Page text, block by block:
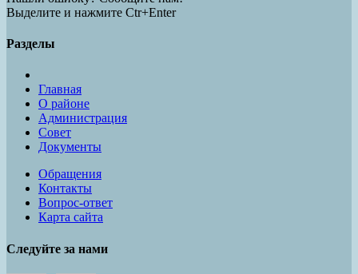
Выделите и нажмите Ctr+Enter
Разделы
Главная
О районе
Администрация
Совет
Документы
Обращения
Контакты
Вопрос-ответ
Карта сайта
Следуйте за нами